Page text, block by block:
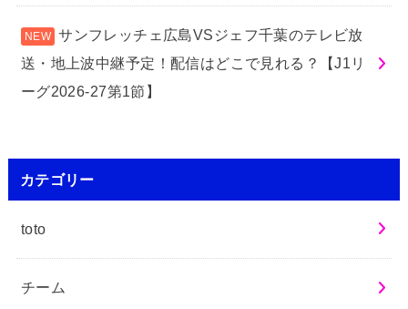
サンフレッチェ広島VSジェフ千葉のテレビ放
送・地上波中継予定！配信はどこで見れる？【J1リ
ーグ2026-27第1節】
カテゴリー
toto
チーム